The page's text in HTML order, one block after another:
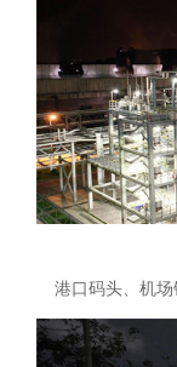
港口码头、机